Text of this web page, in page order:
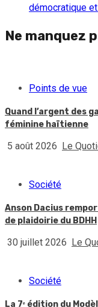
démocratique
Ne manquez
Points de vue
Quand l’argent des
féminine haïtienne
5 août 2026 Le
Société
Anson Dacius
de plaidoirie du BDHH
30 juillet 2026 Le
Société
La 7ᵉ édition du